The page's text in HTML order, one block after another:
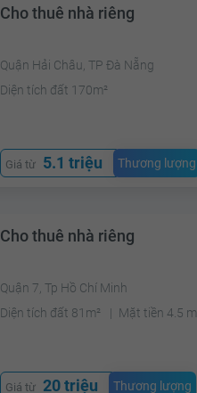
Cho thuê nhà riêng
Quận Hải Châu, TP Đà Nẵng
Diện tích đất 170m²
Giá từ 5.1 triệu Thương lượng
Cho thuê nhà riêng
Quận 7, Tp Hồ Chí Minh
Diện tích đất 81m²
Mặt tiền 4.5 m
Giá từ 20 triệu Thương lượng